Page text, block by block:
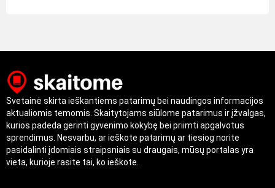
Svetainė skirta ieškantiems patarimų bei naudingos informacijos
aktualiomis temomis. Skaitytojams siūlome patarimus ir įžvalgas,
kurios padeda gerinti gyvenimo kokybę bei priimti apgalvotus
sprendimus. Nesvarbu, ar ieškote patarimų ar tiesiog norite
pasidalinti įdomiais straipsniais su draugais, mūsų portalas yra
vieta, kurioje rasite tai, ko ieškote.